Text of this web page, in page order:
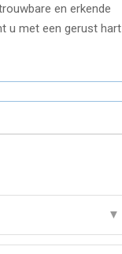
en erkende
u met een gerust hart
▼